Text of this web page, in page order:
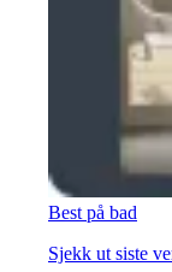
Best på bad
Sjekk ut siste